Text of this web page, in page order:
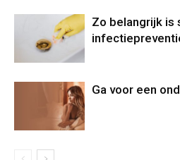
Zo belangrijk is
Ga voor een